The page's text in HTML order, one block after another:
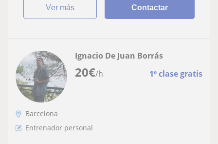
ver más Contactar
20€/h 1ª clase gratis
Ignacio De Juan Borrás
Barcelona
Entrenador personal